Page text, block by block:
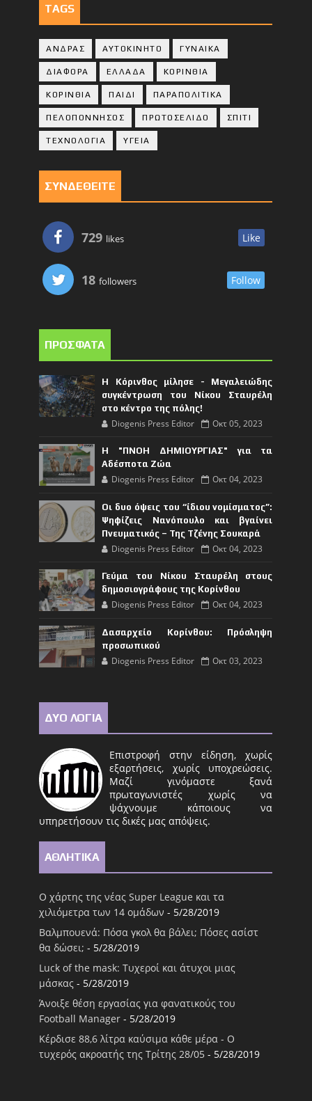
TAGS
ΑΝΔΡΑΣ ΑΥΤΟΚΙΝΗΤΟ ΓΥΝΑΙΚΑ
ΔΙΑΦΟΡΑ ΕΛΛΑΔΑ ΚΟΡΙΝΘΙΑ
ΚΟΡΙΝΘΙA ΠΑΙΔΙ ΠΑΡΑΠΟΛΙΤΙΚΑ
ΠΕΛΟΠΟΝΝΗΣΟΣ ΠΡΩΤΟΣΕΛΙΔΟ ΣΠΙΤΙ
ΤΕΧΝΟΛΟΓΙΑ ΥΓΕΙΑ
ΣΥΝΔΕΘΕΙΤΕ
729 likes Like
18 followers Follow
ΠΡΟΣΦΑΤΑ
Η Κόρινθος μίλησε - Μεγαλειώδης
συγκέντρωση του Νίκου Σταυρέλη
στο κέντρο της πόλης!
Diogenis Press Editor Οκτ 05, 2023
Η "ΠΝΟΗ ΔΗΜΙΟΥΡΓΙΑΣ" για τα
Αδέσποτα Ζώα
Diogenis Press Editor Οκτ 04, 2023
Οι δυο όψεις του “ίδιου νομίσματος”:
Ψηφίζεις Νανόπουλο και βγαίνει
Πνευματικός – Της Τζένης Σουκαρά
Diogenis Press Editor Οκτ 04, 2023
Γεύμα του Νίκου Σταυρέλη στους
δημοσιογράφους της Κορίνθου
Diogenis Press Editor Οκτ 04, 2023
Δασαρχείο Κορίνθου: Πρόσληψη
προσωπικού
Diogenis Press Editor Οκτ 03, 2023
ΔΥΟ ΛΟΓΙΑ
Επιστροφή στην είδηση, χωρίς
εξαρτήσεις, χωρίς υποχρεώσεις.
Μαζί γινόμαστε ξανά
πρωταγωνιστές χωρίς να
ψάχνουμε κάποιους να
υπηρετήσουν τις δικές μας απόψεις.
ΑΘΛΗΤΙΚΑ
Ο χάρτης της νέας Super League και τα
χιλιόμετρα των 14 ομάδων - 5/28/2019
Βαλμπουενά: Πόσα γκολ θα βάλει; Πόσες ασίστ
θα δώσει; - 5/28/2019
Luck of the mask: Τυχεροί και άτυχοι μιας
μάσκας - 5/28/2019
Άνοιξε θέση εργασίας για φανατικούς του
Football Μanager - 5/28/2019
Κέρδισε 88,6 λίτρα καύσιμα κάθε μέρα - Ο
τυχερός ακροατής της Τρίτης 28/05 - 5/28/2019